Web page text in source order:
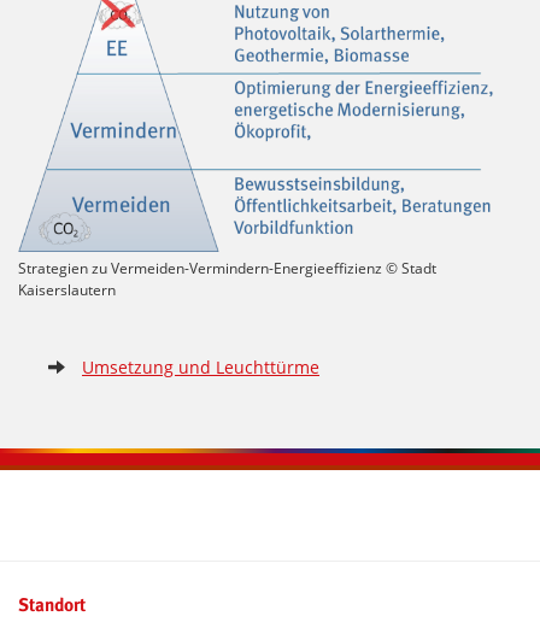
Strategien zu Vermeiden-Vermindern-Energieeffizienz © Stadt
Kaiserslautern
Umsetzung und Leuchttürme
Standort